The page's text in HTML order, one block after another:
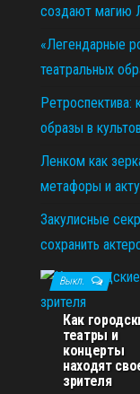
создают магию
«Легендарные
театральных
Ретроспектива:
образы в
Ленком как
метафоры и
Закулисные
сохранить02.07.2026
Выкл.
Как
театры и
концерты
находят
зрителя